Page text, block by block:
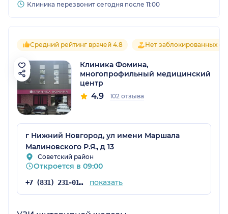
Клиника перезвонит сегодня после 11:00
Средний рейтинг врачей 4.8 Нет заблокированных
Клиника Фомина,
многопрофильный медицинский
центр
4.9 102 отзыва
г Нижний Новгород, ул имени Маршала
Малиновского Р.Я., д 13
Советский район
Откроется в 09:00
+7 (831) 231-01-69 показать